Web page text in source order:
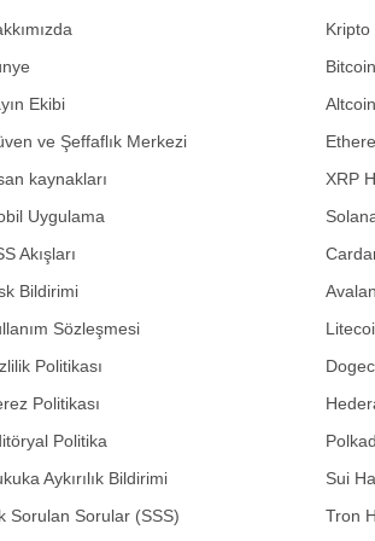
Ekibi
ve Şeffaflık Merkezi
kaynakları
Uygulama
Akışları
Bildirimi
Sözleşmesi
Politikası
Politikası
Politika
Aykırılık Bildirimi
Sorulan Sorular (SSS)
XRP
Sui
Tron